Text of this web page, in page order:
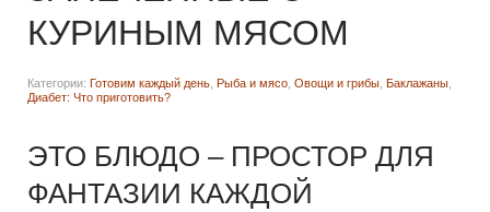
КУРИНЫМ МЯСОМ
Категории: Готовим каждый день Рыба и мясо Овощи и грибы Баклажаны
Диабет: Что приготовить?
ЭТО БЛЮДО – ПРОСТОР ДЛЯ
ФАНТАЗИИ КАЖДОЙ